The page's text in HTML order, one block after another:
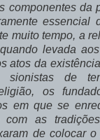
componentes da
essencial
muito tempo, a
levada
atos da
sionistas de
os
em que se
com as
de colocar